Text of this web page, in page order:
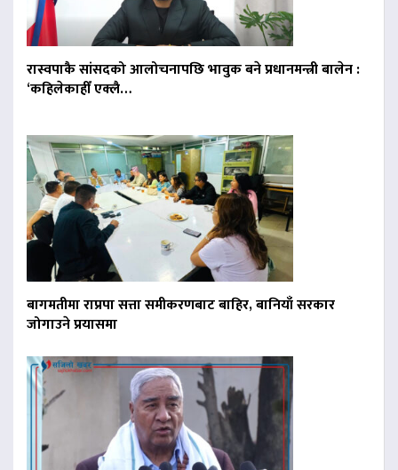
रास्वपाकै सांसदको आलोचनापछि भावुक बने प्रधानमन्त्री बालेन :
‘कहिलेकाहीँ एक्लै…
बागमतीमा राप्रपा सत्ता समीकरणबाट बाहिर, बानियाँ सरकार
जोगाउने प्रयासमा